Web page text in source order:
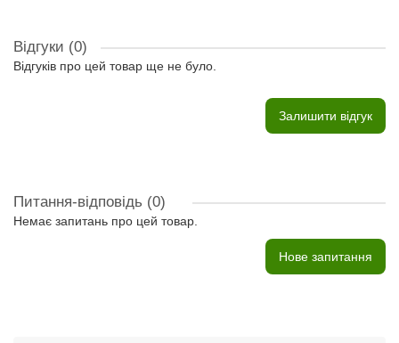
Відгуки (0)
Відгуків про цей товар ще не було.
Залишити відгук
Питання-відповідь (0)
Немає запитань про цей товар.
Нове запитання